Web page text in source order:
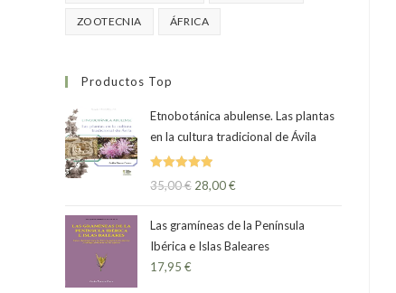
ZOOTECNIA ÁFRICA
Productos Top
Etnobotánica abulense. Las plantas
en la cultura tradicional de Ávila
Valorado
35,00€ 28,00€
Las gramíneas de la Península
Ibérica e Islas Baleares
17,95 €